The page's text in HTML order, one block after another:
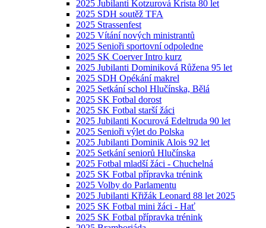
2025 Jubilanti Kotzurová Krista 80 let
2025 SDH soutěž TFA
2025 Strassenfest
2025 Vítání nových ministrantů
2025 Senioři sportovní odpoledne
2025 SK Coerver Intro kurz
2025 Jubilanti Dominiková Růžena 95 let
2025 SDH Opékání makrel
2025 Setkání schol Hlučínska, Bělá
2025 SK Fotbal dorost
2025 SK Fotbal starší žáci
2025 Jubilanti Kocurová Edeltruda 90 let
2025 Senioři výlet do Polska
2025 Jubilanti Dominik Alois 92 let
2025 Setkání seniorů Hlučínska
2025 Fotbal mladší žáci - Chuchelná
2025 SK Fotbal přípravka trénink
2025 Volby do Parlamentu
2025 Jubilanti Křižák Leonard 88 let 2025
2025 SK Fotbal mini žáci - Hať
2025 SK Fotbal přípravka trénink